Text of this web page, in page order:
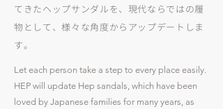
てきたヘップサンダルを、現代ならではの履
物として、様々な角度からアップデートしま
す。
Let each person take a step to every place easily.
HEP will update Hep sandals, which have been
loved by Japanese families for many years, as